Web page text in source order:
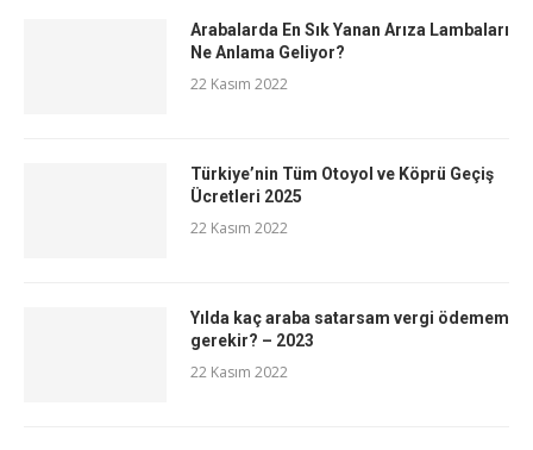
Arabalarda En Sık Yanan Arıza Lambaları
Ne Anlama Geliyor?
22 Kasım 2022
Türkiye’nin Tüm Otoyol ve Köprü Geçiş
Ücretleri 2025
22 Kasım 2022
Yılda kaç araba satarsam vergi ödemem
gerekir? – 2023
22 Kasım 2022